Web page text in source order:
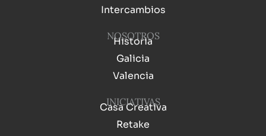
Intercambios
NOSOTROS
Historia
Galicia
Valencia
INICIATIVAS
Casa Creativa
Retake